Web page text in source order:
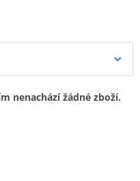
nenachází žádné zboží.